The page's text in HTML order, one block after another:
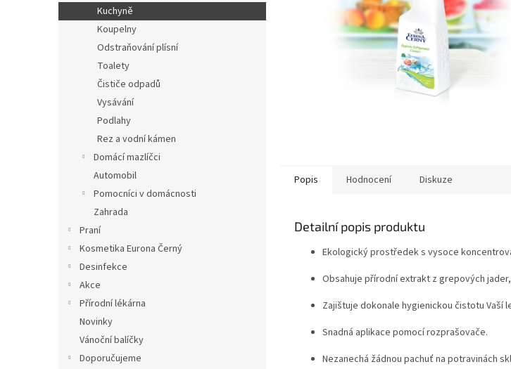
n
e
Kuchyně
Koupelny
Odstraňování plísní
Toalety
Čističe odpadů
Vysávání
Podlahy
Rez a vodní kámen
Domácí mazlíčci
Automobil
Pomocníci v domácnosti
Zahrada
Praní
Kosmetika Eurona Černý
Desinfekce
Akce
Přírodní lékárna
Novinky
Vánoční balíčky
Doporučujeme
Popis Hodnocení Diskuze
Detailní popis produktu
Ekologický prostředek s vysoce
Obsahuje přírodní extrakt z grepových
Zajištuje dokonale hygienickou čistotu Vaší
Snadná aplikace pomocí rozprašovače.
Nezanechá žádnou pachuť na potravinách